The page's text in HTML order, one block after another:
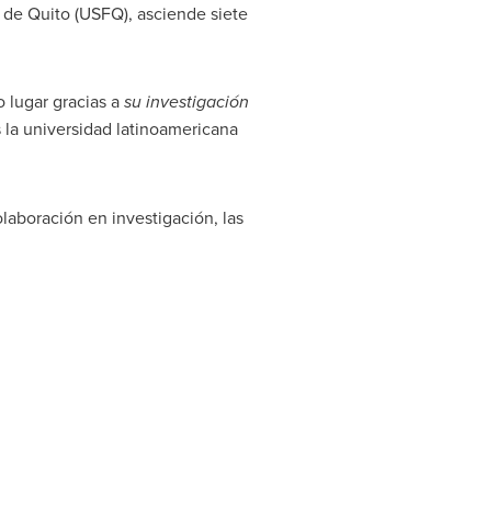
deQuito(USFQ), asciende siete
lugar gracias asu investigación
universidad latinoamericana
en investigación, las